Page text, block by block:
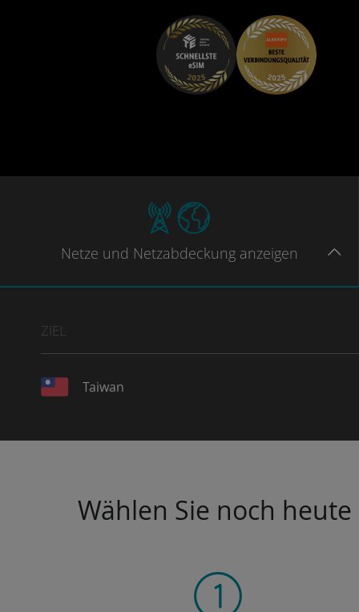
Netze und Netzabdeckung anzeigen
ZIEL
Taiwan
Wählen Sie noch